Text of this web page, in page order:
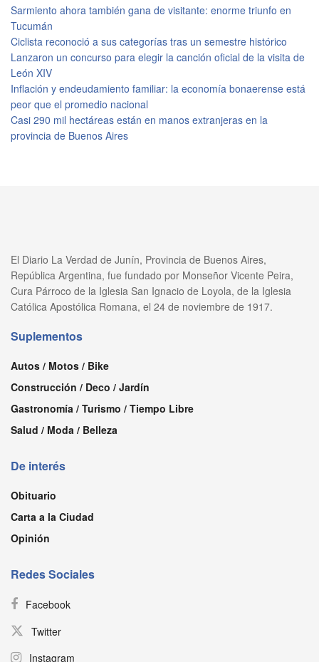
Sarmiento ahora también gana de visitante: enorme triunfo en
Tucumán
Ciclista reconoció a sus categorías tras un semestre histórico
Lanzaron un concurso para elegir la canción oficial de la visita de
León XIV
Inflación y endeudamiento familiar: la economía bonaerense está
peor que el promedio nacional
Casi 290 mil hectáreas están en manos extranjeras en la
provincia de Buenos Aires
El Diario La Verdad de Junín, Provincia de Buenos Aires,
República Argentina, fue fundado por Monseñor Vicente Peira,
Cura Párroco de la Iglesia San Ignacio de Loyola, de la Iglesia
Católica Apostólica Romana, el 24 de noviembre de 1917.
Suplementos
Autos / Motos / Bike
Construcción / Deco / Jardín
Gastronomía / Turismo / Tiempo Libre
Salud / Moda / Belleza
De interés
Obituario
Carta a la Ciudad
Opinión
Redes Sociales
Facebook
Twitter
Instagram